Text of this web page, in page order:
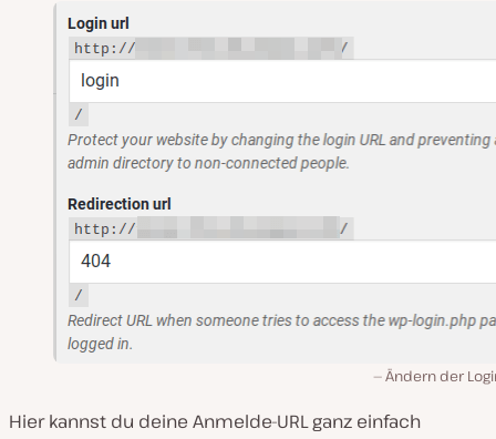
Ändern der
Hier kannst du deine Anmelde-URL ganz einfach